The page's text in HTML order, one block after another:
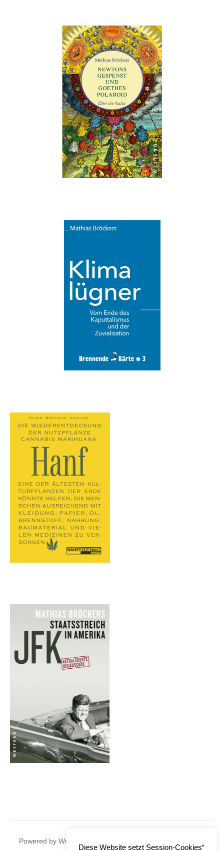
Powered by WordPress
Diese Website setzt Session-Cookies“